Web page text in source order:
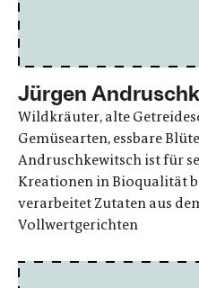
Jürgen
Wildkräuter, alte
Gemüsearten, essbare
Andruschkewitsch ist für
Kreationen in Bioqualität
verarbeitet Zutaten aus
Vollwertgerichten